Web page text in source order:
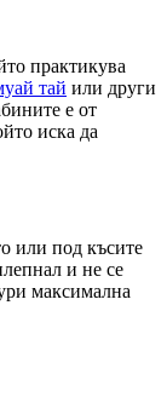
практикува
тай или други
е от
иска да
или под късите
и не се
максимална